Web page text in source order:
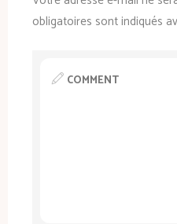
obligatoires sont indiqués